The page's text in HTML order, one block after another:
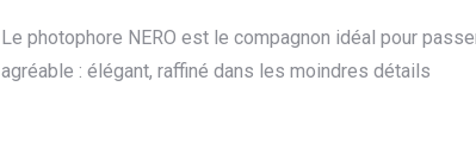
Le photophore NERO est le compagnon idéal pour
agréable : élégant, raffiné dans les moindres détails